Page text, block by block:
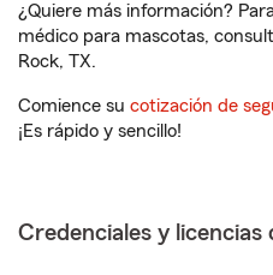
¿Quiere más información?
médico para mascotas,
Rock, TX.
Comience su cotización de
¡Es rápido y sencillo!
Credenciales y licencias